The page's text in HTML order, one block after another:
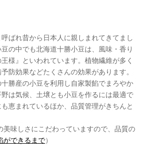
ばれ昔から日本人に親しまれてきてまし
の中でも北海道十勝小豆は、風味・香り
様』といわれています。植物繊維が多く
防効果などたくさんの効果があります。
勝産の小豆を利用し自家製餡でまろやか
は気候、土壌とも小豆を作るには最適で
恵まれているほか、品質管理がきちんと
味しさにこだわっていますので、品質の
ができるまで）